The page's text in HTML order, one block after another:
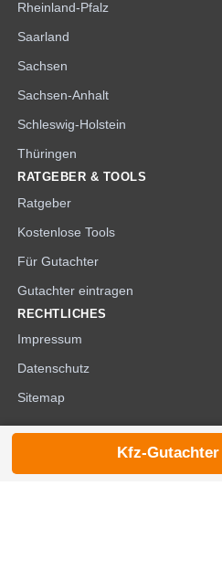
Rheinland-Pfalz
Saarland
Sachsen
Sachsen-Anhalt
Schleswig-Holstein
Thüringen
RATGEBER & TOOLS
Ratgeber
Kostenlose Tools
Für Gutachter
Gutachter eintragen
RECHTLICHES
Impressum
Datenschutz
Sitemap
Kfz-